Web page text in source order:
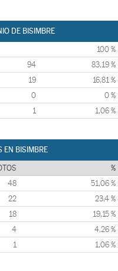
DE BISIMBRE
100 %
94 83,19 %
19 16,81 %
0 0 %
1 1,06 %
EN BISIMBRE
%
48 51,06 %
22 23,4 %
18 19,15 %
4 4,26 %
1 1,06 %